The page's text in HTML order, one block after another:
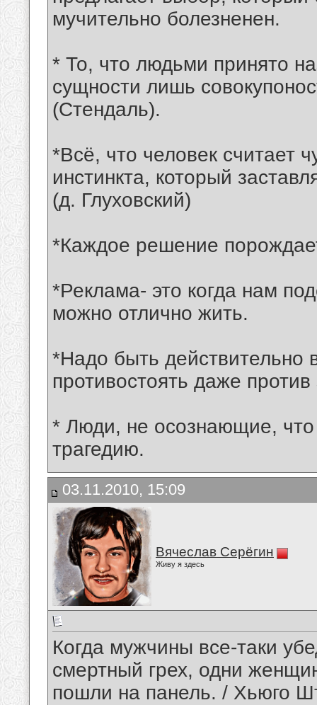
мучительно болезненен.
* То, что людьми принято
сущности лишь
(Стендаль).
*Всё, что человек считает
инстинкта, который
(д. Глуховский)
*Каждое решение
*Реклама- это когда нам
можно отлично жить.
*Надо быть действительно
противостоять даже
* Люди, не осознающие,
трагедию.
03.11.2010, 15:09
Вячеслав Серёгин
Живу я здесь
Когда мужчины все-таки
смертный грех, одни
пошли на панель. / Хьюго